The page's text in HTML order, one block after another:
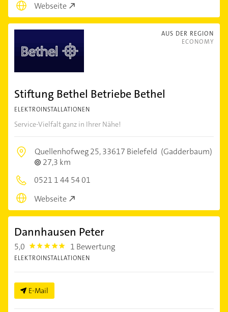
Webseite
AUS DER REGION
ECONOMY
Stiftung Bethel Betriebe Bethel
ELEKTROINSTALLATIONEN
Service-Vielfalt ganz in Ihrer Nähe!
Quellenhofweg 25,33617 Bielefeld (Gadderbaum)
27,3 km
0521 1 44 54 01
Webseite
Dannhausen Peter
5,0 5.0 1 Bewertung
ELEKTROINSTALLATIONEN
E-Mail